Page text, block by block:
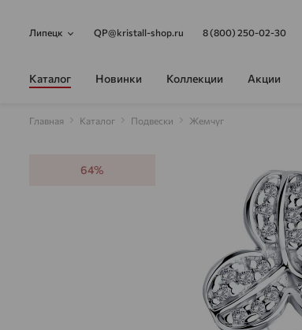
Липецк QP@kristall-shop.ru 8 (800) 250-02-30
Каталог Новинки Коллекции Акции
Главная Каталог Подвески Жемчуг
64%